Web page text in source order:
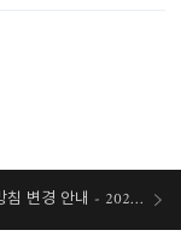
개인정보처리방침 변경 안내 - 2026/07/30 시행